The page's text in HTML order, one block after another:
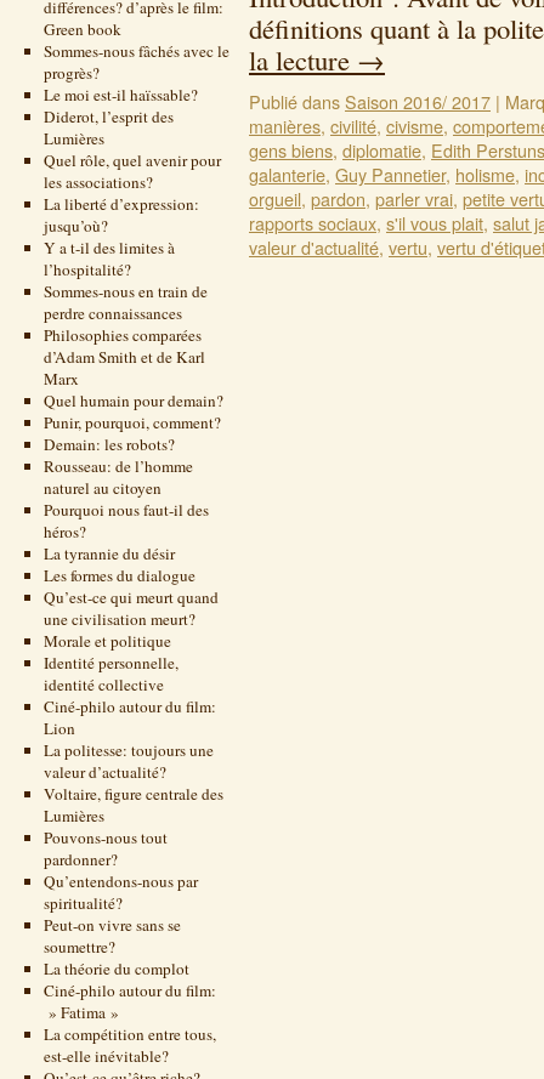
différences? d’après le film:
Green book
Sommes-nous fâchés avec le
progrès?
Le moi est-il haïssable?
Diderot, l’esprit des
Lumières
Quel rôle, quel avenir pour
les associations?
La liberté d’expression:
jusqu’où?
Y a t-il des limites à
l’hospitalité?
Sommes-nous en train de
perdre connaissances
Philosophies comparées
d’Adam Smith et de Karl
Marx
Quel humain pour demain?
Punir, pourquoi, comment?
Demain: les robots?
Rousseau: de l’homme
naturel au citoyen
Pourquoi nous faut-il des
héros?
La tyrannie du désir
Les formes du dialogue
Qu’est-ce qui meurt quand
une civilisation meurt?
Morale et politique
Identité personnelle,
identité collective
Ciné-philo autour du film:
Lion
La politesse: toujours une
valeur d’actualité?
Voltaire, figure centrale des
Lumières
Pouvons-nous tout
pardonner?
Qu’entendons-nous par
spiritualité?
Peut-on vivre sans se
soumettre?
La théorie du complot
Ciné-philo autour du film:
» Fatima »
La compétition entre tous,
est-elle inévitable?
définitions quant à la
la lecture →
Publié dansSaison 2016/ 2017 |
manières, civilité, civisme,
gens biens, diplomatie, Edith
galanterie, Guy Pannetier, holisme,
orgueil, pardon, parler vrai, petite
rapports sociaux, s'il vous plait, salut
valeur d'actualité, vertu, vertu